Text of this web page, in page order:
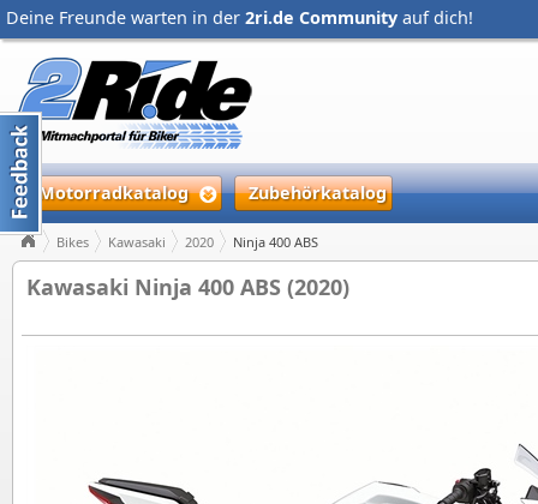
Deine Freunde warten in der 2ri.de Community auf dich!
Motorradkatalog Zubehörkatalog
Bikes Kawasaki 2020 Ninja 400 ABS
Kawasaki Ninja 400 ABS (2020)